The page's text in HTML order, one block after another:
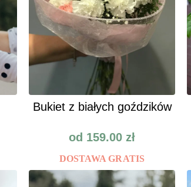
Bukiet z białych goździków
od 159.00 zł
DOSTAWA GRATIS